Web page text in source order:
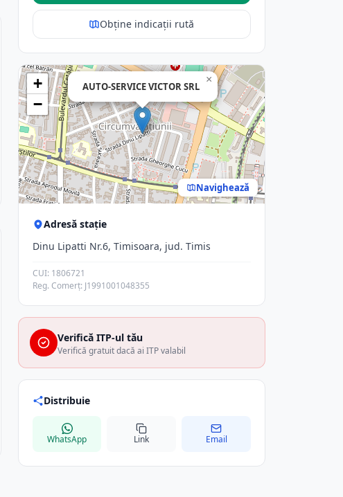
Obține indicații rută
AUTO-SERVICE VICTOR SRL
×
+
−
Navighează
Adresă stație
Dinu Lipatti Nr.6, Timisoara, jud. Timis
CUI: 1806721
Reg. Comerț: J1991001048355
Verifică ITP-ul tău
Verifică gratuit dacă ai ITP valabil
Distribuie
WhatsApp Link Email